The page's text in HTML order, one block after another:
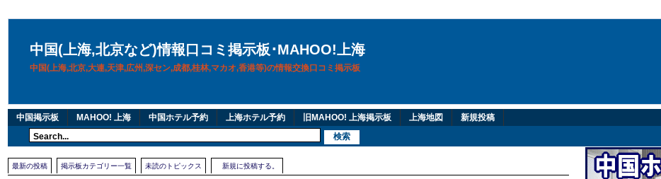
中国(上海,北京など)情報口コミ掲示板･MAHOO!上海
中国(上海,北京,大連,天津,広州,深セン,成都,桂林,マカオ,香港等)の情報交換口コミ掲示板
中国掲示板 MAHOO! 上海 中国ホテル予約 上海ホテル予約 旧MAHOO! 上海掲示板 上海地図 新規投稿
最新の投稿 掲示板カテゴリー一覧 未読のトピックス 新規に投稿する。